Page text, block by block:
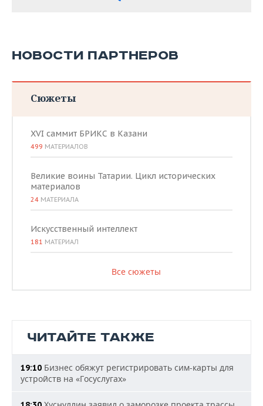
НОВОСТИ ПАРТНЕРОВ
Сюжеты
XVI саммит БРИКС в Казани
499 МАТЕРИАЛОВ
Великие воины Татарии. Цикл исторических
материалов
24 МАТЕРИАЛА
Искусственный интеллект
181 МАТЕРИАЛ
Все сюжеты
ЧИТАЙТЕ ТАКЖЕ
19:10 Бизнес обяжут регистрировать сим-карты для
устройств на «Госуслугах»